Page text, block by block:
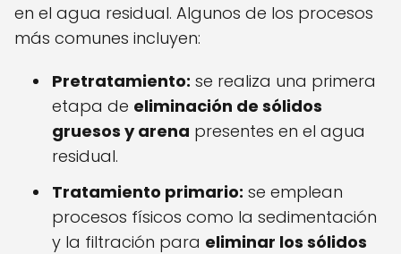
en el agua residual. Algunos de los procesos
más comunes incluyen:
Pretratamiento: se realiza una primera
etapa de eliminación de sólidos
gruesos y arena presentes en el agua
residual.
Tratamiento primario: se emplean
procesos físicos como la sedimentación
y la filtración para eliminar los sólidos